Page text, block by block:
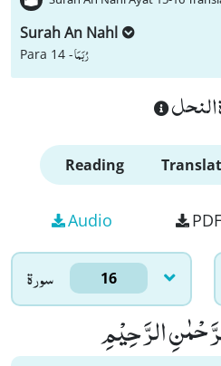
Surah An Nahl
Para 14 -رُبَمَا
النحل
Reading
Audio PDF
سورۃ 16
الرَّحِیْمِ